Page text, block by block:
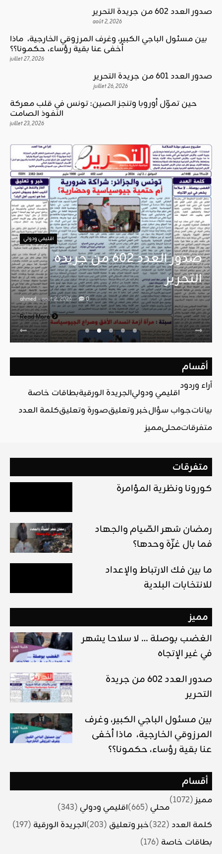
صدور العدد 602 من جريدة التحرير
août 2, 2026
بين مسئول الباجي الكبير، وغرف المرزوقي الخارجية، ماذا
أخفى عنا بقية رؤساء، حكمونا؟؟
juillet 27, 2026
صدور العدد 601 من جريدة التحرير
juillet 26, 2026
حين تموّل أوروبا وتنجز الصين: تونس في قلب معركة
النفوذ الصامت
juillet 23, 2026
اقليمي ودولي
صدور العدد 602 من جريدة
التحرير
ahmed - août 2, 2026 0
Read More
أقسام
آراء وردود
اقليمي ودوليالجريدة الورقيةبطاقات خاصة
بياناتجواب سؤالخبر وتعليقصورة وتعليقكلمة العدد
متفرقاتمحليمميز
متفرقات
كورونا ونظرية المؤامرة
رمضان شهر الصّيام والجهاد
فما بال غزّة وحدها؟
ما بين فك الارتباط والإعداد
للانتخابات البلدية
مميز
الغضب بوصلة … لا سلاحا يشهر
في غير الإتجاه
صدور العدد 602 من جريدة
التحرير
بين مسئول الباجي الكبير، وغرف
المرزوقي الخارجية، ماذا أخفى
عنا بقية رؤساء، حكمونا؟؟
أقسام
مميز(1072)
محلي (665) اقليمي ودولي (343)
كلمة العدد (322) خبر وتعليق (203) الجريدة الورقية (197)
بطاقات خاصة (176)